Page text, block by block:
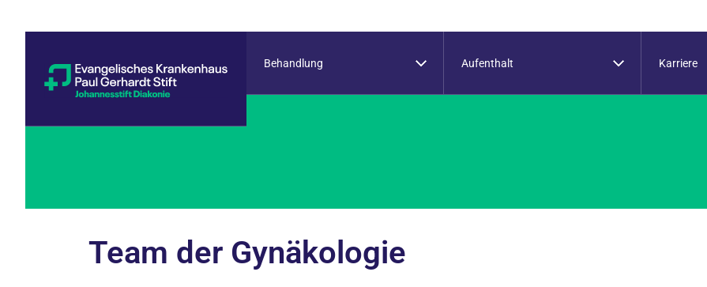
Behandlung Aufenthalt Karriere
Team der Gynäkologie